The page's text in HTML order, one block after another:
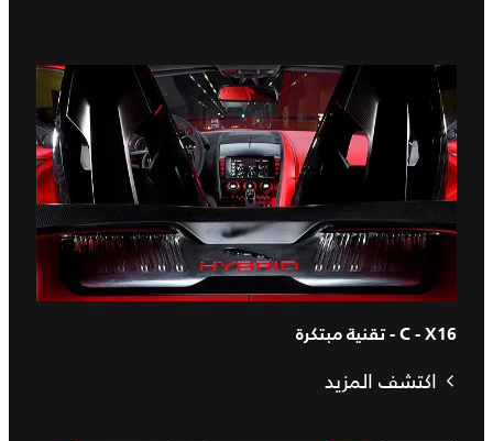
C - X16 - تقنية مبتكرة
اكتشف المزيد